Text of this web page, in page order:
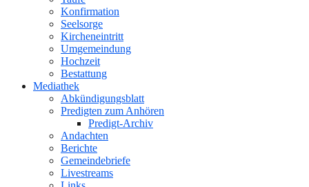
Konfirmation
Seelsorge
Kircheneintritt
Umgemeindung
Hochzeit
Bestattung
Mediathek
Abkündigungsblatt
Predigten zum Anhören
Predigt-Archiv
Andachten
Berichte
Gemeindebriefe
Livestreams